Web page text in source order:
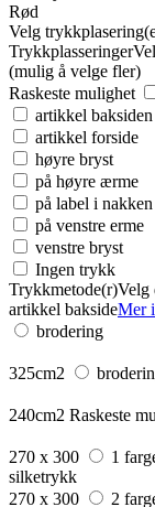
Rød
Velg
Trykkplasseringer
(mulig å velge fler)
Raskeste mulighet
artikkel
artikkel forside
høyre bryst
på høyre ærme
på label i nakken
på venstre erme
venstre bryst
Ingen trykk
Trykkmetode(r)Velg
artikkel baksideMer
brodering
325cm2
240cm2 Raskeste
270 x 300
1
silketrykk
270 x 300
2